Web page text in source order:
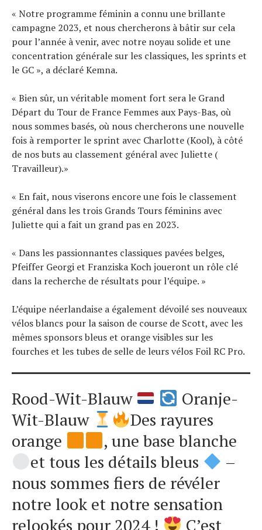
« Notre programme féminin a connu une brillante
campagne 2023, et nous chercherons à bâtir sur cela
pour l’année à venir, avec notre noyau solide et une
concentration générale sur les classiques, les sprints et
le GC », a déclaré Kemna.
« Bien sûr, un véritable moment fort sera le Grand
Départ du Tour de France Femmes aux Pays-Bas, où
nous sommes basés, où nous chercherons une nouvelle
fois à remporter le sprint avec Charlotte (Kool), à côté
de nos buts au classement général avec Juliette (
Travailleur).»
« En fait, nous viserons encore une fois le classement
général dans les trois Grands Tours féminins avec
Juliette qui a fait un grand pas en 2023.
« Dans les passionnantes classiques pavées belges,
Pfeiffer Georgi et Franziska Koch joueront un rôle clé
dans la recherche de résultats pour l’équipe. »
L’équipe néerlandaise a également dévoilé ses nouveaux
vélos blancs pour la saison de course de Scott, avec les
mêmes sponsors bleus et orange visibles sur les
fourches et les tubes de selle de leurs vélos Foil RC Pro.
Rood-Wit-Blauw
Oranje-
Wit-Blauw
Des rayures
orange
, une base blanche
et tous les détails bleus
–
nous sommes fiers de révéler
notre look et notre sensation
relookés pour 2024 !
C’est